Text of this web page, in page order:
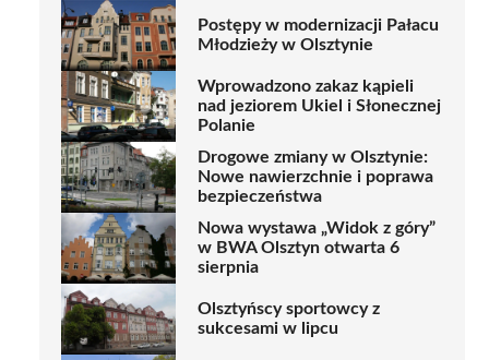
Postępy w modernizacji Pałacu
Młodzieży w Olsztynie
Wprowadzono zakaz kąpieli
nad jeziorem Ukiel i Słonecznej
Polanie
Drogowe zmiany w Olsztynie:
Nowe nawierzchnie i poprawa
bezpieczeństwa
Nowa wystawa „Widok z góry”
w BWA Olsztyn otwarta 6
sierpnia
Olsztyńscy sportowcy z
sukcesami w lipcu